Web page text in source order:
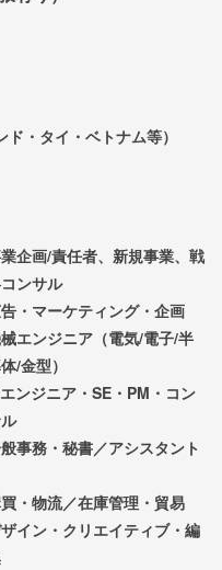
・タイ・ベトナム等）
企画/責任者、新規事業、戦
ンサル
・マーケティング・企画
エンジニア（電気/電子/半
/金型）
ンジニア・SE・PM・コン
事務・秘書／アシスタント
・物流／在庫管理・貿易
イン・クリエイティブ・編